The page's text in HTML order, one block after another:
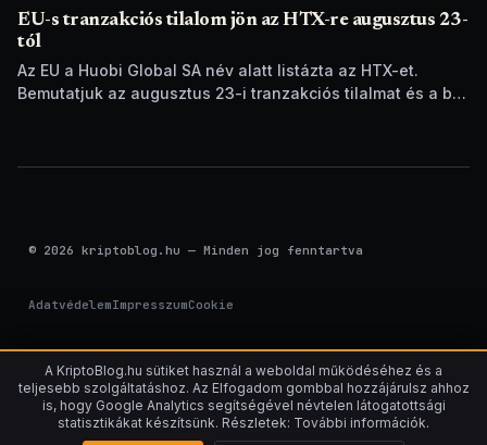
EU-s tranzakciós tilalom jön az HTX-re augusztus 23-
tól
Az EU a Huobi Global SA név alatt listázta az HTX-et.
Bemutatjuk az augusztus 23-i tranzakciós tilalmat és a brit
© 2026 kriptoblog.hu — Minden jog fenntartva
AdatvédelemImpresszumCookie
A KriptoBlog.hu sütiket használ a weboldal működéséhez és a
teljesebb szolgáltatáshoz. Az Elfogadom gombbal hozzájárulsz ahhoz
is, hogy Google Analytics segítségével névtelen látogatottsági
statisztikákat készítsünk. Részletek: További információk.